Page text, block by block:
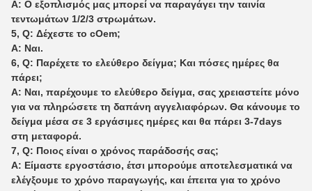
Α: Ο εξοπλισμός μας μπορεί να παραγάγει την ταινία
τεντωμάτων 1/2/3 στρωμάτων.
5, Q: Δέχεστε το cOem;
Α: Ναι.
6, Q: Παρέχετε το ελεύθερο δείγμα; Και πόσες ημέρες θα
πάρει;
Α: Ναι, παρέχουμε το ελεύθερο δείγμα, σας χρειαστείτε μόνο
για να πληρώσετε τη δαπάνη αγγελιαφόρων. Θα κάνουμε το
δείγμα μέσα σε 3 εργάσιμες ημέρες και θα πάρει 3-7days
στη μεταφορά.
7, Q: Ποιος είναι ο χρόνος παράδοσής σας;
Α: Είμαστε εργοστάσιο, έτσι μπορούμε αποτελεσματικά να
ελέγξουμε το χρόνο παραγωγής, και έπειτα για το χρόνο